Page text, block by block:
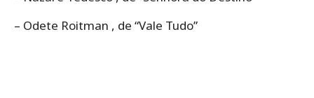
– Odete Roitman , de “Vale Tudo”